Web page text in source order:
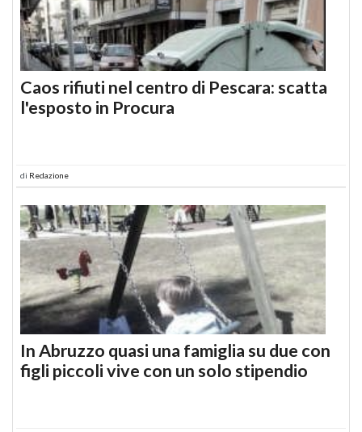
Caos rifiuti nel centro di Pescara: scatta
l'esposto in Procura
di Redazione
In Abruzzo quasi una famiglia su due con
figli piccoli vive con un solo stipendio